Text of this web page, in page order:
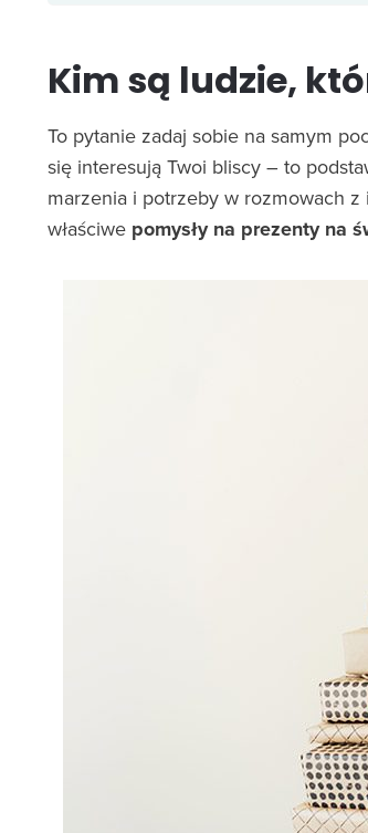
Kim są ludzie,
To pytanie zadaj sobie na samym
się interesują Twoi bliscy – to
marzenia i potrzeby w rozmowach
właściwe pomysły na prezenty na